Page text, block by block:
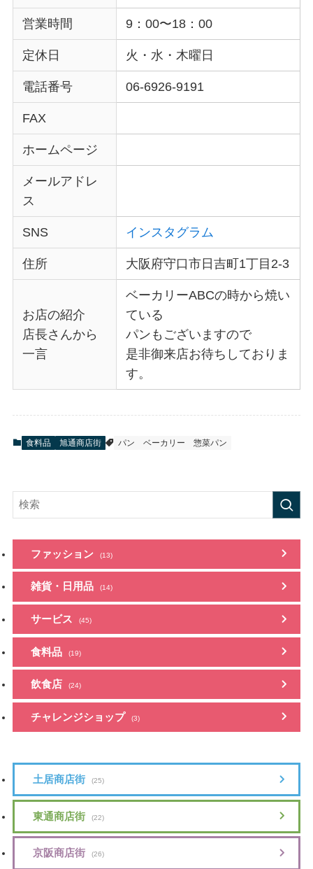
営業時間 9：00〜18：00
定休日 火・水・木曜日
電話番号 06-6926-9191
FAX
ホームページ
メールアドレ
ス
SNS インスタグラム
住所 大阪府守口市日吉町1丁目2-3
お店の紹介
店長さんから
一言
ベーカリーABCの時から焼い
ている
パンもございますので
是非御来店お待ちしておりま
す。
食料品 旭通商店街 パン ベーカリー 惣菜パン
ファッション (13)
雑貨・日用品 (14)
サービス (45)
食料品 (19)
飲食店 (24)
チャレンジショップ (3)
土居商店街 (25)
東通商店街 (22)
京阪商店街 (26)